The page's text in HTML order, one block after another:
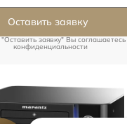
Оставить заявку
заявку" Вы соглашаетесь
конфиденциальности